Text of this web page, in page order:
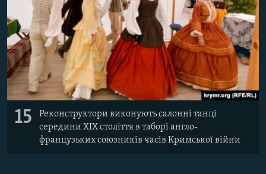
15
Реконструктори виконують салонні танці
середини XIX століття в таборі англо-
французьких союзників часів Кримської війни